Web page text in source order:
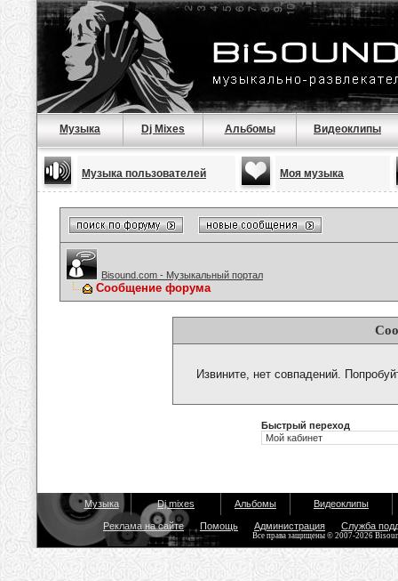
Музыка Dj Mixes Альбомы Видеоклипы
Музыка пользователей Моя музыка
Bisound.com - Музыкальный портал
Сообщение форума
Извините, нет совпадений.
Быстрый переход
Музыка Dj mixes Альбомы Видеоклипы
Реклама на сайте Помощь Администрация Служба
Все права защищены © 2007-2026